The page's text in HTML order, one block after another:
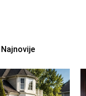
Najnovije